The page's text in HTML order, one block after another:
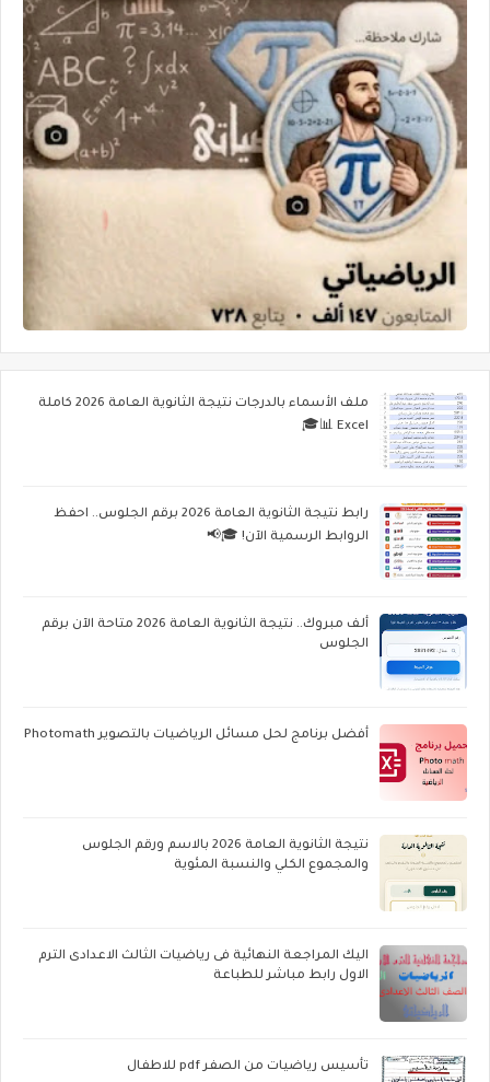
ملف الأسماء بالدرجات نتيجة الثانوية العامة 2026 كاملة
Excel 📊🎓
رابط نتيجة الثانوية العامة 2026 برقم الجلوس.. احفظ
الروابط الرسمية الآن! 🎓📢
ألف مبروك.. نتيجة الثانوية العامة 2026 متاحة الآن برقم
الجلوس
أفضل برنامج لحل مسائل الرياضيات بالتصوير Photomath
نتيجة الثانوية العامة 2026 بالاسم ورقم الجلوس
والمجموع الكلي والنسبة المئوية
اليك المراجعة النهائية فى رياضيات الثالث الاعدادى الترم
الاول رابط مباشر للطباعة
تأسيس رياضيات من الصفر pdf للاطفال